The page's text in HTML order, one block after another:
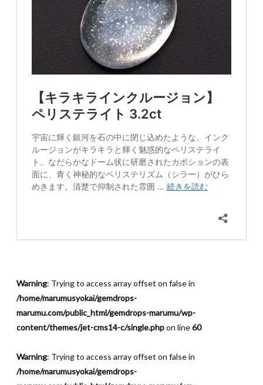
Warning: Trying to access array offset on false in
/home/marumusyokai/gemdrops-
marumu.com/public_html/gemdrops-marumu/wp-
content/themes/jet-cms14-c/single.phpon line60
Warning: Trying to access array offset on false in
/home/marumusyokai/gemdrops-